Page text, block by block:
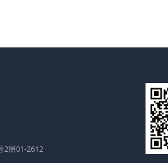
2层01-2612